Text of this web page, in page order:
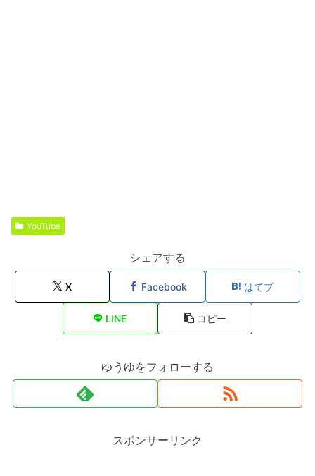
YouTube
シェアする
X Facebook はてブ
LINE コピー
ゆうゆをフォローする
スポンサーリンク